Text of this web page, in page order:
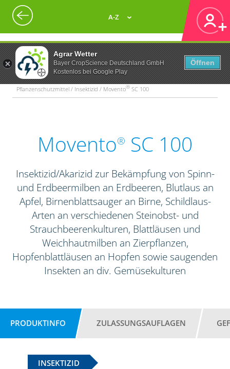
Agrar Wetter
Bayer CropScience Deutschland GmbH
Kostenlos bei Google Play
Öffnen
A-Z
Pflanzenschutzmittel / Insektizid / Movento® SC 100
Movento® SC 100
Insektizid/Akarizid zur Bekämpfung von Spinn-
und Erdbeermilben an Erdbeeren, Blutlaus an
Apfel, Birnenblattsauger an Birne, Schildlaus-
Arten an verschiedenen Steinobst- und
Strauchbeerenkulturen, Blattläusen und
Weichhautmilben an Zierpflanzen,
Hopfenblattläusen an Hopfen sowie saugenden
Insekten an div. Gemüsekulturen
PRODUKTINFO ZULASSUNGSAUFLAGEN
INSEKTIZID